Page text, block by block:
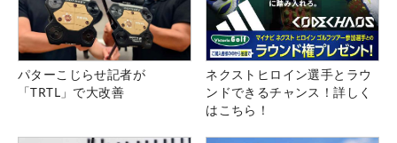
パターこじらせ記者が
「TRTL」で大改善
ネクストヒロイン選手とラウ
ンドできるチャンス！詳しく
はこちら！